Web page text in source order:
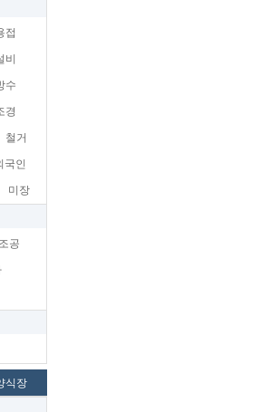
접
비
수
경
철거
국인
미장
조공
식장